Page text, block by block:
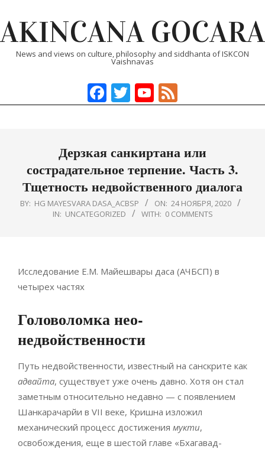
to
content
AKINCANA GOCARA
News and views on culture, philosophy and siddhanta of ISKCON
Vaishnavas
Navigation
Facebook
TwitterYouTube
Дерзкая санкиртана или
сострадательное терпение. Часть 3.
Тщетность недвойственного диалога
BY: HG MAYESVARA DASA_ACBSP ON: 24 НОЯБРЯ, 2020
IN: UNCATEGORIZED WITH: 0 COMMENTS
Исследование Е.М. Майешвары даса (АЧБСП) в
четырех частях
Головоломка нео-
недвойственности
Путь недвойственности, известный на санскрите как
адвайта, существует уже очень давно. Хотя он стал
заметным относительно недавно — с появлением
Шанкарачарйи в VII веке, Кришна изложил
механический процесс достижения мукти,
освобождения, еще в шестой главе «Бхагавад-